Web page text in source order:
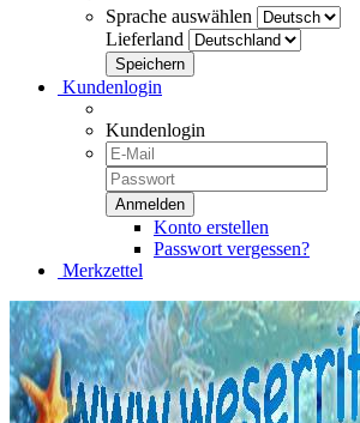
Sprache auswählen
Lieferland
Kundenlogin
Kundenlogin
Konto erstellen
Passwort vergessen?
Merkzettel